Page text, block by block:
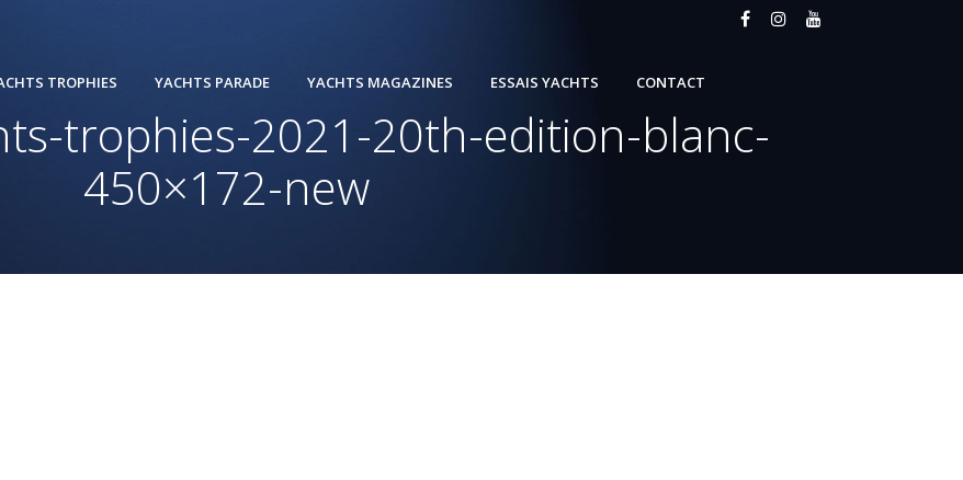
TROPHIES YACHTS PARADE YACHTS MAGAZINES ESSAIS YACHTS CONTACT
trophies-2021-20th-edition-blanc-
450×172-new